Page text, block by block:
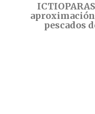
pescados